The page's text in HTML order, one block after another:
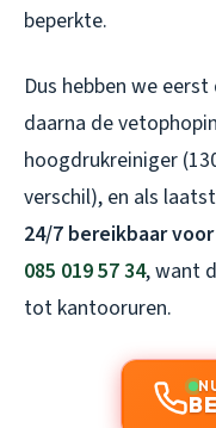
beperkte.
Dus hebben we
daarna de
hoogdrukreiniger
verschil), en als
24/7 bereikbaar
085 019 57 34, want
tot kantooruren.